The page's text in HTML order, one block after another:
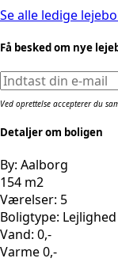
Se alle ledige
Få besked om nye
Ved oprettelse accepterer du
Detaljer om boligen
By: Aalborg
154 m2
Værelser: 5
Boligtype: Lejlighed
Vand: 0,-
Varme 0,-